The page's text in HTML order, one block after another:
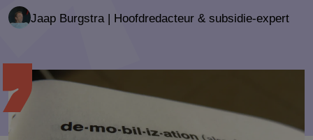
Jaap Burgstra | Hoofdredacteur & subsidie-expert